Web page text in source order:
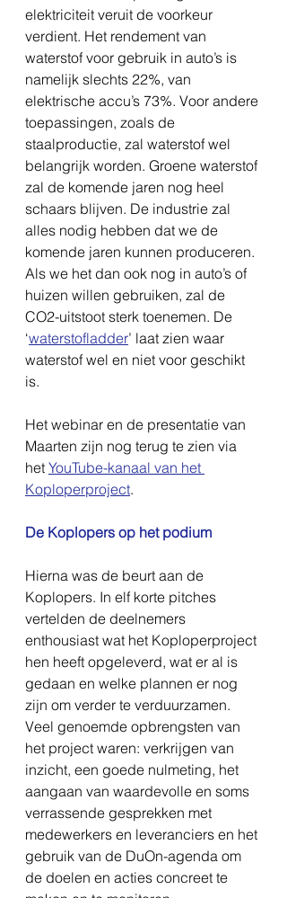
elektriciteit veruit de voorkeur
verdient. Het rendement van
waterstof voor gebruik in auto’s is
namelijk slechts 22%, van
elektrische accu’s 73%. Voor andere
toepassingen, zoals de
staalproductie, zal waterstof wel
belangrijk worden. Groene waterstof
zal de komende jaren nog heel
schaars blijven. De industrie zal
alles nodig hebben dat we de
komende jaren kunnen produceren.
Als we het dan ook nog in auto’s of
huizen willen gebruiken, zal de
CO2-uitstoot sterk toenemen. De
‘waterstofladder’ laat zien waar
waterstof wel en niet voor geschikt
is.
Het webinar en de presentatie van
Maarten zijn nog terug te zien via
het YouTube-kanaal van het
Koploperproject.
De Koplopers op het podium
Hierna was de beurt aan de
Koplopers. In elf korte pitches
vertelden de deelnemers
enthousiast wat het Koploperproject
hen heeft opgeleverd, wat er al is
gedaan en welke plannen er nog
zijn om verder te verduurzamen.
Veel genoemde opbrengsten van
het project waren: verkrijgen van
inzicht, een goede nulmeting, het
aangaan van waardevolle en soms
verrassende gesprekken met
medewerkers en leveranciers en het
gebruik van de DuOn-agenda om
de doelen en acties concreet te